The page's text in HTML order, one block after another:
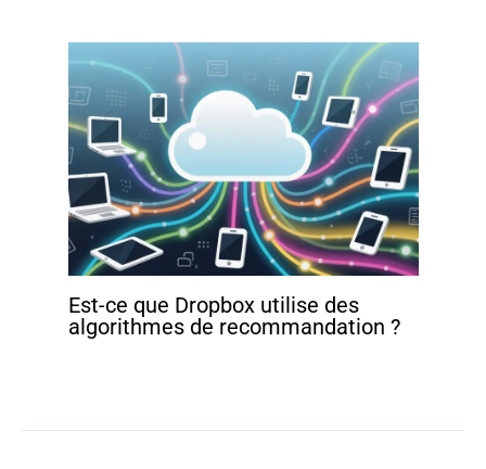
Est-ce que Dropbox utilise des
algorithmes de recommandation ?